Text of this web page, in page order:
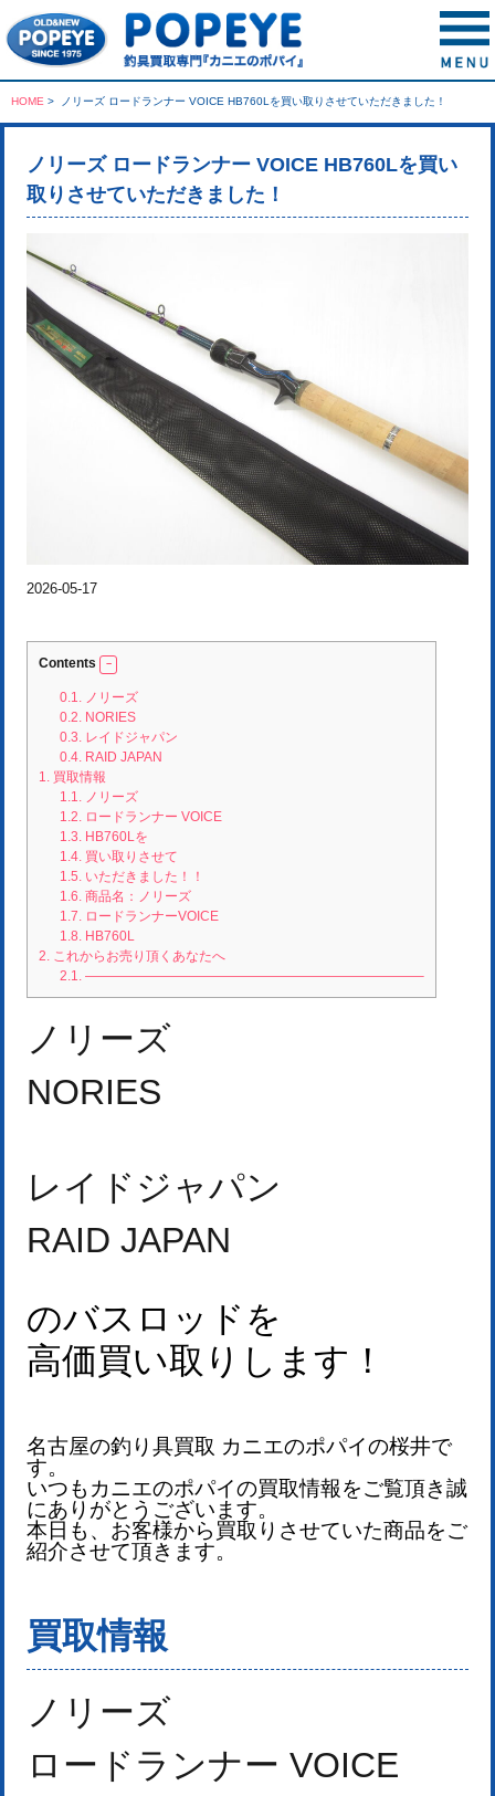
HOME > ノリーズ ロードランナー VOICE HB760Lを買い取りさせていただきました！
ノリーズ ロードランナー VOICE HB760Lを買い
取りさせていただきました！
2026-05-17
Contents
0.1.ノリーズ
0.2.NORIES
0.3.レイドジャパン
0.4.RAID JAPAN
1. 買取情報
1.1.ノリーズ
1.2.ロードランナー VOICE
1.3.HB760Lを
1.4.買い取りさせて
1.5.いただきました！！
1.6.商品名：ノリーズ
1.7.ロードランナーVOICE
1.8.HB760L
2. これからお売り頂くあなたへ
2.1.—————————————————————————–
ノリーズ
NORIES
レイドジャパン
RAID JAPAN
のバスロッドを
高価買い取りします！
名古屋の釣り具買取 カニエのポパイの桜井で
す。
いつもカニエのポパイの買取情報をご覧頂き誠
にありがとうございます。
本日も、お客様から買取りさせていた商品をご
紹介させて頂きます。
買取情報
ノリーズ
ロードランナー VOICE